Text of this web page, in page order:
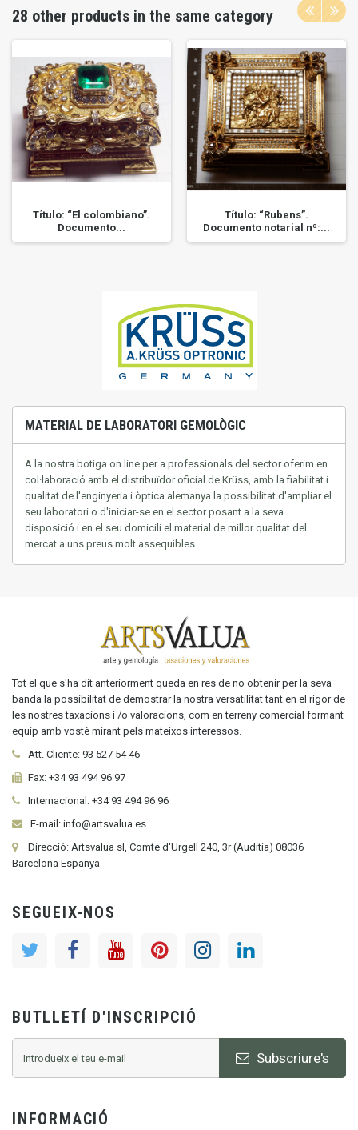
28 other products in the same category
Título: “El colombiano”.
Documento...
Título: “Rubens”.
Documento notarial nº:...
MATERIAL DE LABORATORI GEMOLÒGIC
A la nostra botiga on line per a professionals del sector oferim en
col·laboració amb el distribuïdor oficial de Krüss, amb la fiabilitat i
qualitat de l'enginyeria i òptica alemanya la possibilitat d'ampliar el
seu laboratori o d'iniciar-se en el sector posant a la seva
disposició i en el seu domicili el material de millor qualitat del
mercat a uns preus molt assequibles.
Tot el que s'ha dit anteriorment queda en res de no obtenir per la seva
banda la possibilitat de demostrar la nostra versatilitat tant en el rigor de
les nostres taxacions i /o valoracions, com en terreny comercial formant
equip amb vostè mirant pels mateixos interessos.
Att. Cliente: 93 527 54 46
Fax: +34 93 494 96 97
Internacional: +34 93 494 96 96
E-mail: info@artsvalua.es
Direcció: Artsvalua sl, Comte d'Urgell 240, 3r (Auditia) 08036
Barcelona Espanya
SEGUEIX-NOS
BUTLLETÍ D'INSCRIPCIÓ
Subscriure's
INFORMACIÓ